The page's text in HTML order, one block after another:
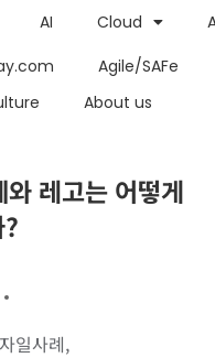
AI Cloud
Agile/SAFe
About us
레고는 어떻게
일사례